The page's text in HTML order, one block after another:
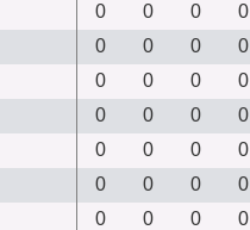
0 0 0
0
0 0 0
0
0 0 0
0
0 0 0
0
0 0 0
0
0 0 0
0
0 0 0
0